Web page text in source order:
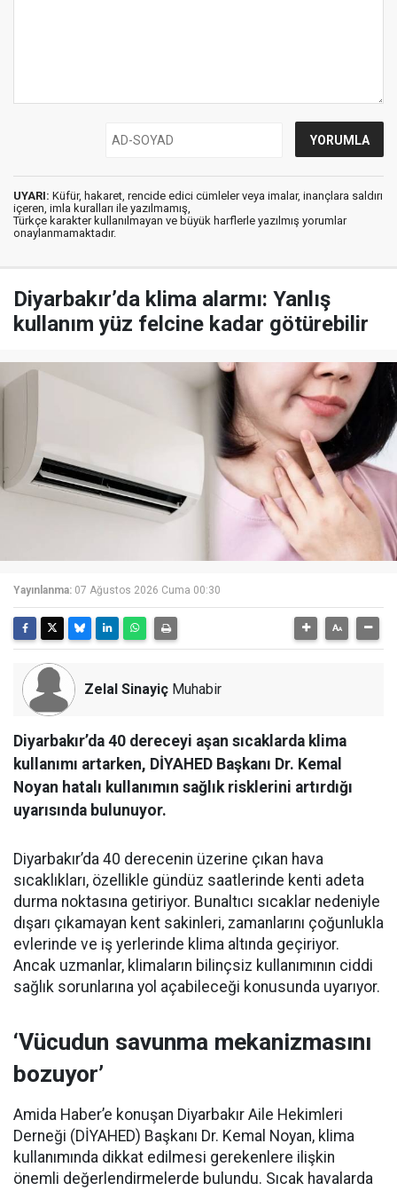
UYARI: Küfür, hakaret, rencide edici cümleler veya imalar, inançlara saldırı
içeren, imla kuralları ile yazılmamış,
Türkçe karakter kullanılmayan ve büyük harflerle yazılmış yorumlar
onaylanmamaktadır.
Diyarbakır’da klima alarmı: Yanlış
kullanım yüz felcine kadar götürebilir
Yayınlanma: 07 Ağustos 2026 Cuma 00:30
Zelal Sinayiç Muhabir
Diyarbakır’da 40 dereceyi aşan sıcaklarda klima
kullanımı artarken, DİYAHED Başkanı Dr. Kemal
Noyan hatalı kullanımın sağlık risklerini artırdığı
uyarısında bulunuyor.
Diyarbakır’da 40 derecenin üzerine çıkan hava
sıcaklıkları, özellikle gündüz saatlerinde kenti adeta
durma noktasına getiriyor. Bunaltıcı sıcaklar nedeniyle
dışarı çıkamayan kent sakinleri, zamanlarını çoğunlukla
evlerinde ve iş yerlerinde klima altında geçiriyor.
Ancak uzmanlar, klimaların bilinçsiz kullanımının ciddi
sağlık sorunlarına yol açabileceği konusunda uyarıyor.
‘Vücudun savunma mekanizmasını
bozuyor’
Amida Haber’e konuşan Diyarbakır Aile Hekimleri
Derneği (DİYAHED) Başkanı Dr. Kemal Noyan, klima
kullanımında dikkat edilmesi gerekenlere ilişkin
önemli değerlendirmelerde bulundu. Sıcak havalarda